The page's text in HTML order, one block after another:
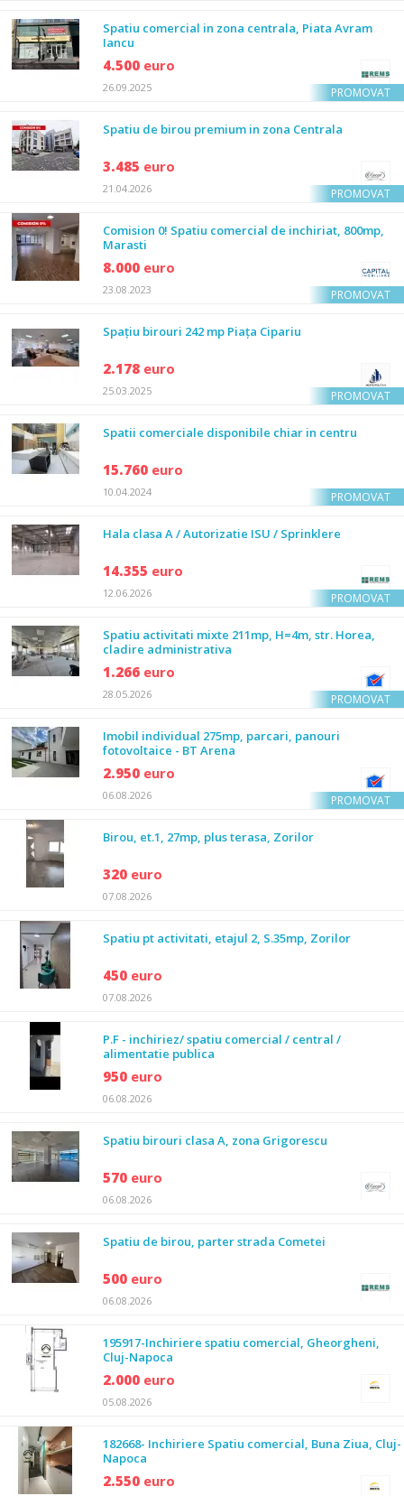
Spatiu comercial in zona centrala, Piata Avram
Iancu
4.500 euro
26.09.2025 PROMOVAT
Spatiu de birou premium in zona Centrala
3.485 euro
21.04.2026 PROMOVAT
Comision 0! Spatiu comercial de inchiriat, 800mp,
Marasti
8.000 euro
23.08.2023 PROMOVAT
Spațiu birouri 242 mp Piața Cipariu
2.178 euro
25.03.2025 PROMOVAT
Spatii comerciale disponibile chiar in centru
15.760 euro
10.04.2024 PROMOVAT
Hala clasa A / Autorizatie ISU / Sprinklere
14.355 euro
12.06.2026 PROMOVAT
Spatiu activitati mixte 211mp, H=4m, str. Horea,
cladire administrativa
1.266 euro
28.05.2026 PROMOVAT
Imobil individual 275mp, parcari, panouri
fotovoltaice - BT Arena
2.950 euro
06.08.2026 PROMOVAT
Birou, et.1, 27mp, plus terasa, Zorilor
320 euro
07.08.2026
Spatiu pt activitati, etajul 2, S.35mp, Zorilor
450 euro
07.08.2026
P.F - inchiriez/ spatiu comercial / central /
alimentatie publica
950 euro
06.08.2026
Spatiu birouri clasa A, zona Grigorescu
570 euro
06.08.2026
Spatiu de birou, parter strada Cometei
500 euro
06.08.2026
195917-Inchiriere spatiu comercial, Gheorgheni,
Cluj-Napoca
2.000 euro
05.08.2026
182668- Inchiriere Spatiu comercial, Buna Ziua, Cluj-
Napoca
2.550 euro